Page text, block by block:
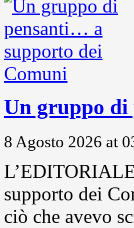
Un gruppo
8 Agosto 2026 at
supporto dei
ciò che avevo